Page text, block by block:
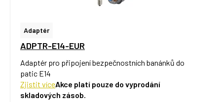
Adaptér
ADPTR-E14-EUR
Adaptér pro připojení bezpečnostních banánků do
patic E14
Zjistit víceAkce platí pouze do vyprodání
skladových zásob.